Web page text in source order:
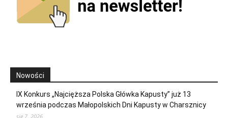
Nowości
IX Konkurs „Najcięższa Polska Główka Kapusty” już 13
września podczas Małopolskich Dni Kapusty w Charsznicy
sie 7, 2026